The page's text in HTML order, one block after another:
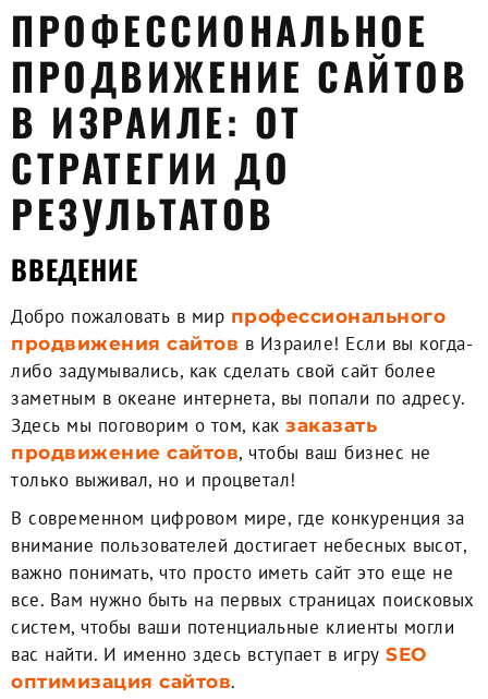
ПРОФЕССИОНАЛЬНОЕ
ПРОДВИЖЕНИЕ САЙТОВ
В ИЗРАИЛЕ: ОТ
СТРАТЕГИИ ДО
РЕЗУЛЬТАТОВ
ВВЕДЕНИЕ
Добро пожаловать в мир профессионального
продвижения сайтов в Израиле! Если вы когда-
либо задумывались, как сделать свой сайт более
заметным в океане интернета, вы попали по адресу.
Здесь мы поговорим о том, как заказать
продвижение сайтов, чтобы ваш бизнес не
только выживал, но и процветал!
В современном цифровом мире, где конкуренция за
внимание пользователей достигает небесных высот,
важно понимать, что просто иметь сайт это еще не
все. Вам нужно быть на первых страницах поисковых
систем, чтобы ваши потенциальные клиенты могли
вас найти. И именно здесь вступает в игру SEO
оптимизация сайтов.